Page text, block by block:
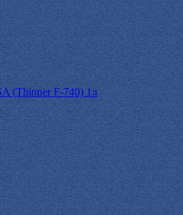
(Thinner F-740) 1л